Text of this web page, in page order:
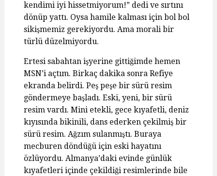
kendimi iyi hissetmiyorum!” dedi ve sırtını
dönüp yattı. Oysa hamile kalması için bol bol
sikişmemiz gerekiyordu. Ama morali bir
türlü düzelmiyordu.
Ertesi sabahtan işyerine gittiğimde hemen
MSN’i açtım. Birkaç dakika sonra Refiye
ekranda belirdi. Peş peşe bir sürü resim
göndermeye başladı. Eski, yeni, bir sürü
resim vardı. Mini etekli, gece kıyafetli, deniz
kıyısında bikinili, dans ederken çekilmiş bir
sürü resim. Ağzım sulanmıştı. Buraya
mecburen döndüğü için eski hayatını
özlüyordu. Almanya’daki evinde günlük
kıyafetleri içinde çekildiği resimlerinde bile